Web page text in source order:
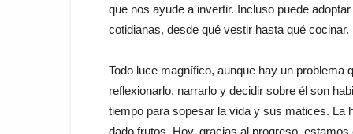
que nos ayude a invertir. Incluso puede
cotidianas, desde qué vestir hasta qué
Todo luce magnífico, aunque hay un problema
reflexionarlo, narrarlo y decidir sobre él son
tiempo para sopesar la vida y sus matices. La
dado frutos. Hoy, gracias al progreso,